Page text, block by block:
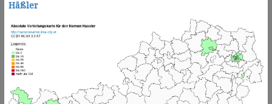
Häßler